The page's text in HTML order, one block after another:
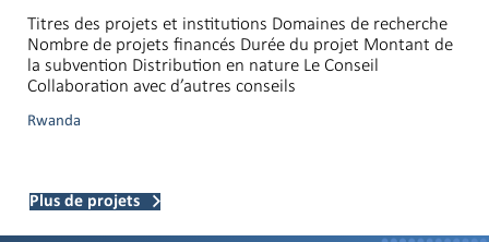
Titres des projets et institutions Domaines de recherche
Nombre de projets financés Durée du projet Montant de
la subvention Distribution en nature Le Conseil
Collaboration avec d’autres conseils
Rwanda
Plus de projets